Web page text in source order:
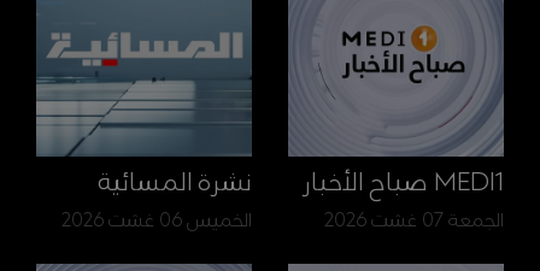
MEDI1 صباح الأخبار
الجمعة 07 غشت 2026
نشرة المسائية
الخميس 06 غشت 2026